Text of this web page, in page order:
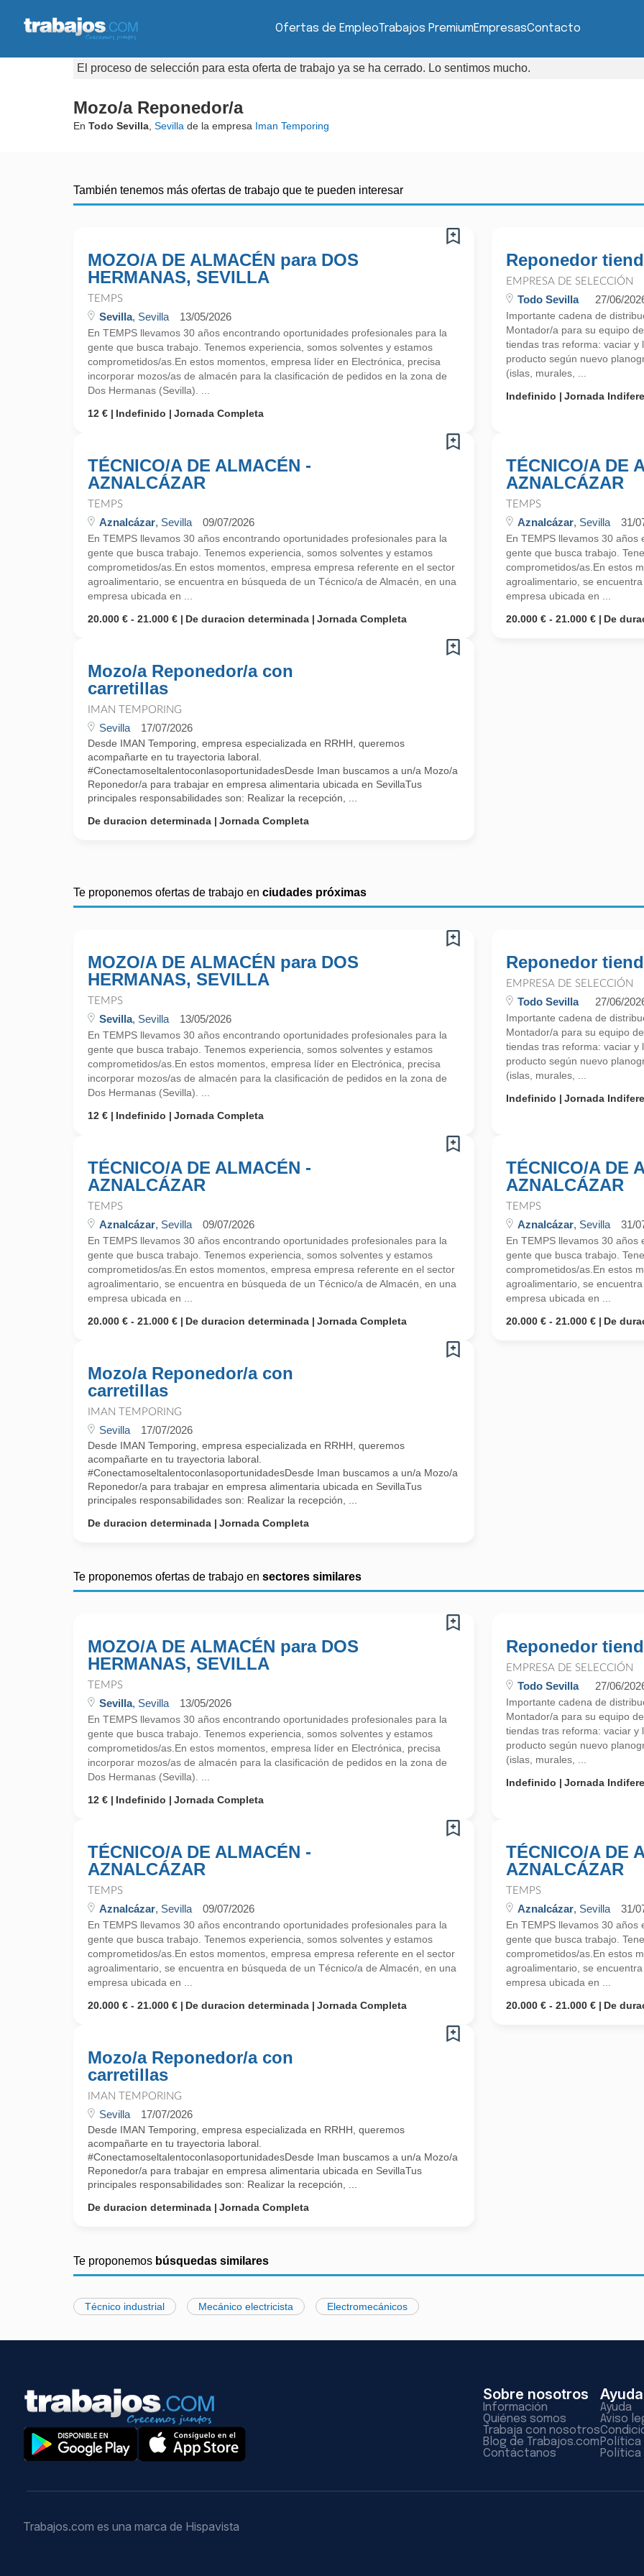
Ofertas de EmpleoTrabajos PremiumEmpresasContacto
El proceso de selección para esta oferta de trabajo ya se ha cerrado. Lo sentimos mucho.
Mozo/a Reponedor/a
En Todo Sevilla Sevilla de la empresa Iman Temporing
También tenemos más ofertas de trabajo que te pueden interesar
MOZO/A DE ALMACÉN para DOS
HERMANAS, SEVILLA
TEMPS
Sevilla, Sevilla 13/05/2026
En TEMPS llevamos 30 años encontrando oportunidades profesionales para la
gente que busca trabajo. Tenemos experiencia, somos solventes y estamos
comprometidos/as.En estos momentos, empresa líder en Electrónica, precisa
incorporar mozos/as de almacén para la clasificación de pedidos en la zona de
Dos Hermanas (Sevilla). ...
12 €
Indefinido Jornada Completa
Reponedor
EMPRESA DE SELECCIÓN
Todo Sevilla 27/06/
Importante cadena de
Montador/a para su equipo
tiendas tras reforma: vaciar y
producto según nuevo
(islas, murales, ...
Indefinido
Jornada
TÉCNICO/A DE ALMACÉN -
AZNALCÁZAR
TEMPS
Aznalcázar, Sevilla 09/07/2026
En TEMPS llevamos 30 años encontrando oportunidades profesionales para la
gente que busca trabajo. Tenemos experiencia, somos solventes y estamos
comprometidos/as.En estos momentos, empresa empresa referente en el sector
agroalimentario, se encuentra en búsqueda de un Técnico/a de Almacén, en una
empresa ubicada en ...
20.000 € - 21.000 €
De duracion determinada Jornada Completa
TÉCNICO/A DE
AZNALCÁZAR
TEMPS
Aznalcázar, Sevilla 31/
En TEMPS llevamos 30
gente que busca trabajo.
comprometidos/as.En estos
agroalimentario, se
empresa ubicada en ...
20.000 € - 21.000 €
De
Mozo/a Reponedor/a con
carretillas
IMAN TEMPORING
Sevilla 17/07/2026
Desde IMAN Temporing, empresa especializada en RRHH, queremos
acompañarte en tu trayectoria laboral.
#ConectamoseltalentoconlasoportunidadesDesde Iman buscamos a un/a Mozo/a
Reponedor/a para trabajar en empresa alimentaria ubicada en SevillaTus
principales responsabilidades son: Realizar la recepción, ...
De duracion determinada
Jornada Completa
Te proponemos ofertas de trabajo en ciudades próximas
MOZO/A DE ALMACÉN para DOS
HERMANAS, SEVILLA
TEMPS
Sevilla, Sevilla 13/05/2026
En TEMPS llevamos 30 años encontrando oportunidades profesionales para la
gente que busca trabajo. Tenemos experiencia, somos solventes y estamos
comprometidos/as.En estos momentos, empresa líder en Electrónica, precisa
incorporar mozos/as de almacén para la clasificación de pedidos en la zona de
Dos Hermanas (Sevilla). ...
12 €
Indefinido Jornada Completa
Reponedor
EMPRESA DE SELECCIÓN
Todo Sevilla 27/06/
Importante cadena de
Montador/a para su equipo
tiendas tras reforma: vaciar y
producto según nuevo
(islas, murales, ...
Indefinido
Jornada
TÉCNICO/A DE ALMACÉN -
AZNALCÁZAR
TEMPS
Aznalcázar, Sevilla 09/07/2026
En TEMPS llevamos 30 años encontrando oportunidades profesionales para la
gente que busca trabajo. Tenemos experiencia, somos solventes y estamos
comprometidos/as.En estos momentos, empresa empresa referente en el sector
agroalimentario, se encuentra en búsqueda de un Técnico/a de Almacén, en una
empresa ubicada en ...
20.000 € - 21.000 €
De duracion determinada Jornada Completa
TÉCNICO/A DE
AZNALCÁZAR
TEMPS
Aznalcázar, Sevilla 31/
En TEMPS llevamos 30
gente que busca trabajo.
comprometidos/as.En estos
agroalimentario, se
empresa ubicada en ...
20.000 € - 21.000 €
De
Mozo/a Reponedor/a con
carretillas
IMAN TEMPORING
Sevilla 17/07/2026
Desde IMAN Temporing, empresa especializada en RRHH, queremos
acompañarte en tu trayectoria laboral.
#ConectamoseltalentoconlasoportunidadesDesde Iman buscamos a un/a Mozo/a
Reponedor/a para trabajar en empresa alimentaria ubicada en SevillaTus
principales responsabilidades son: Realizar la recepción, ...
De duracion determinada
Jornada Completa
Te proponemos ofertas de trabajo en sectores similares
MOZO/A DE ALMACÉN para DOS
HERMANAS, SEVILLA
TEMPS
Sevilla, Sevilla 13/05/2026
En TEMPS llevamos 30 años encontrando oportunidades profesionales para la
gente que busca trabajo. Tenemos experiencia, somos solventes y estamos
comprometidos/as.En estos momentos, empresa líder en Electrónica, precisa
incorporar mozos/as de almacén para la clasificación de pedidos en la zona de
Dos Hermanas (Sevilla). ...
12 €
Indefinido Jornada Completa
Reponedor
EMPRESA DE SELECCIÓN
Todo Sevilla 27/06/
Importante cadena de
Montador/a para su equipo
tiendas tras reforma: vaciar y
producto según nuevo
(islas, murales, ...
Indefinido
Jornada
TÉCNICO/A DE ALMACÉN -
AZNALCÁZAR
TEMPS
Aznalcázar, Sevilla 09/07/2026
En TEMPS llevamos 30 años encontrando oportunidades profesionales para la
gente que busca trabajo. Tenemos experiencia, somos solventes y estamos
comprometidos/as.En estos momentos, empresa empresa referente en el sector
agroalimentario, se encuentra en búsqueda de un Técnico/a de Almacén, en una
empresa ubicada en ...
20.000 € - 21.000 €
De duracion determinada Jornada Completa
TÉCNICO/A DE
AZNALCÁZAR
TEMPS
Aznalcázar, Sevilla 31/
En TEMPS llevamos 30
gente que busca trabajo.
comprometidos/as.En estos
agroalimentario, se
empresa ubicada en ...
20.000 € - 21.000 €
De
Mozo/a Reponedor/a con
carretillas
IMAN TEMPORING
Sevilla 17/07/2026
Desde IMAN Temporing, empresa especializada en RRHH, queremos
acompañarte en tu trayectoria laboral.
#ConectamoseltalentoconlasoportunidadesDesde Iman buscamos a un/a Mozo/a
Reponedor/a para trabajar en empresa alimentaria ubicada en SevillaTus
principales responsabilidades son: Realizar la recepción, ...
De duracion determinada
Jornada Completa
Te proponemos búsquedas similares
Técnico industrial Mecánico electricista Electromecánicos
Sobre nosotros
Información
Quiénes somos
Trabaja con nosotros
Blog de Trabajos.com
Contáctanos
Ayuda
Ayuda
Aviso
Trabajos.com es una marca de Hispavista